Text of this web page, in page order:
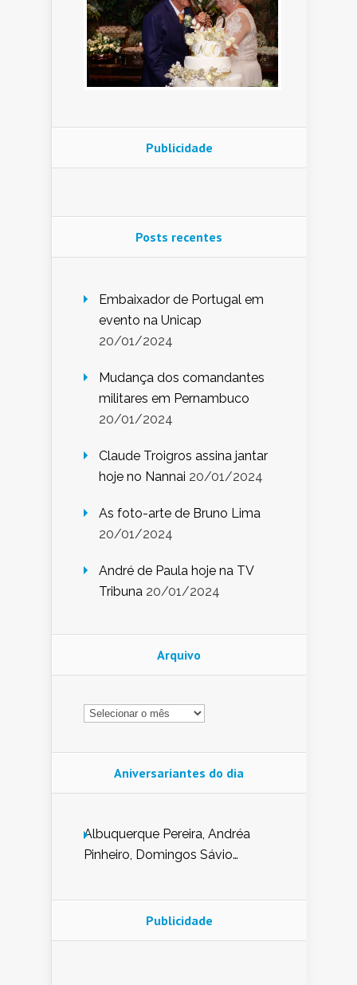
Publicidade
Posts recentes
Embaixador de Portugal em
evento na Unicap
20/01/2024
Mudança dos comandantes
militares em Pernambuco
20/01/2024
Claude Troigros assina jantar
hoje no Nannai 20/01/2024
As foto-arte de Bruno Lima
20/01/2024
André de Paula hoje na TV
Tribuna 20/01/2024
Arquivo
Arquivo
Aniversariantes do dia
Albuquerque Pereira, Andréa
Pinheiro, Domingos Sávio
Nunes de Sena, Fátima Peixoto,
Glória Pereira, Kátia Mesel,
Publicidade